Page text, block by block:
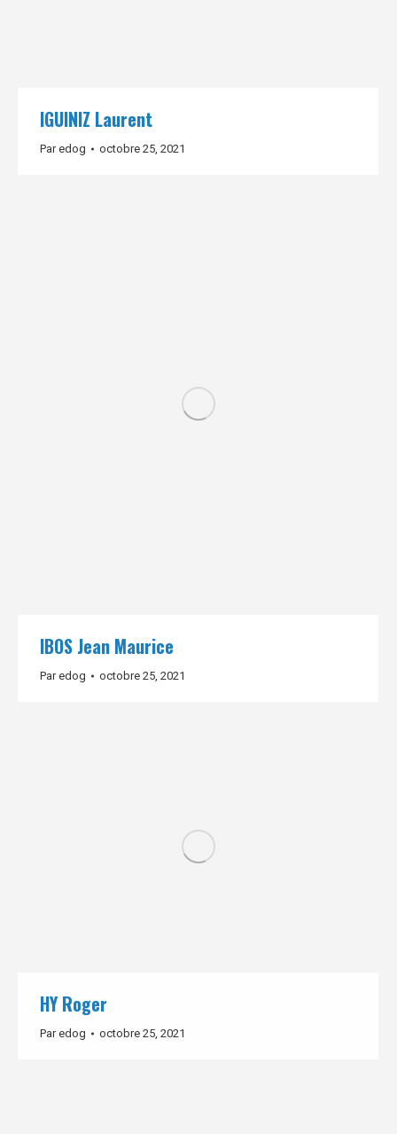
IGUINIZ Laurent
Paredog octobre 25, 2021
IBOS Jean Maurice
Paredog octobre 25, 2021
HY Roger
Paredog octobre 25, 2021